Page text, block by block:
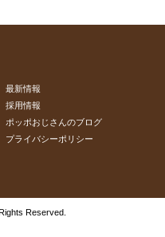
最新情報
採用情報
ポッポおじさんのブログ
プライバシーポリシー
Reserved.